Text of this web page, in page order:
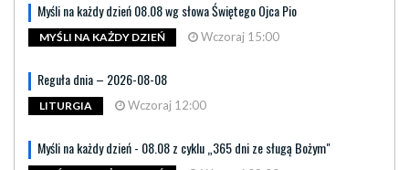
Myśli na każdy dzień 08.08 wg słowa Świętego Ojca Pio
MYŚLI NA KAŻDY DZIEŃ Wczoraj 15:00
Reguła dnia – 2026-08-08
LITURGIA Wczoraj 12:00
Myśli na każdy dzień - 08.08 z cyklu „365 dni ze sługą Bożym"